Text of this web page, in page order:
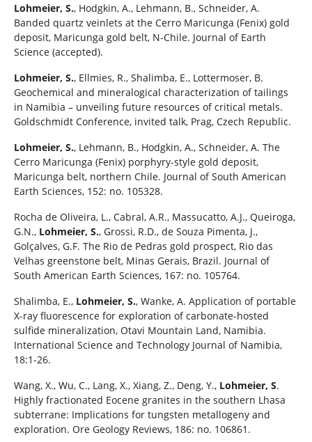
Lohmeier, S., Hodgkin, A., Lehmann, B., Schneider, A.
Banded quartz veinlets at the Cerro Maricunga (Fenix) gold
deposit, Maricunga gold belt, N-Chile. Journal of Earth
Science (accepted).
Lohmeier, S., Ellmies, R., Shalimba, E., Lottermoser, B.
Geochemical and mineralogical characterization of tailings
in Namibia – unveiling future resources of critical metals.
Goldschmidt Conference, invited talk, Prag, Czech Republic.
Lohmeier, S., Lehmann, B., Hodgkin, A., Schneider, A. The
Cerro Maricunga (Fenix) porphyry-style gold deposit,
Maricunga belt, northern Chile. Journal of South American
Earth Sciences, 152: no. 105328.
Rocha de Oliveira, L., Cabral, A.R., Massucatto, A.J., Queiroga,
G.N., Lohmeier, S., Grossi, R.D., de Souza Pimenta, J.,
Golçalves, G.F. The Rio de Pedras gold prospect, Rio das
Velhas greenstone belt, Minas Gerais, Brazil. Journal of
South American Earth Sciences, 167: no. 105764.
Shalimba, E., Lohmeier, S., Wanke, A. Application of portable
X-ray fluorescence for exploration of carbonate-hosted
sulfide mineralization, Otavi Mountain Land, Namibia.
International Science and Technology Journal of Namibia,
18:1-26.
Wang, X., Wu, C., Lang, X., Xiang, Z., Deng, Y., Lohmeier, S.
Highly fractionated Eocene granites in the southern Lhasa
subterrane: Implications for tungsten metallogeny and
exploration. Ore Geology Reviews, 186: no. 106861.